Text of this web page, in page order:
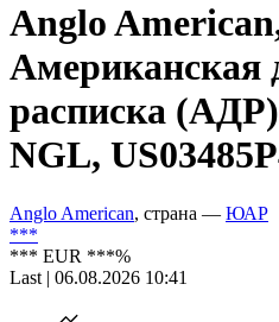
Anglo
Американская
расписка (АДР)
NGL,
Anglo American, страна — ЮАР
***
*** EUR ***%
Last | 06.08.2026 10:41